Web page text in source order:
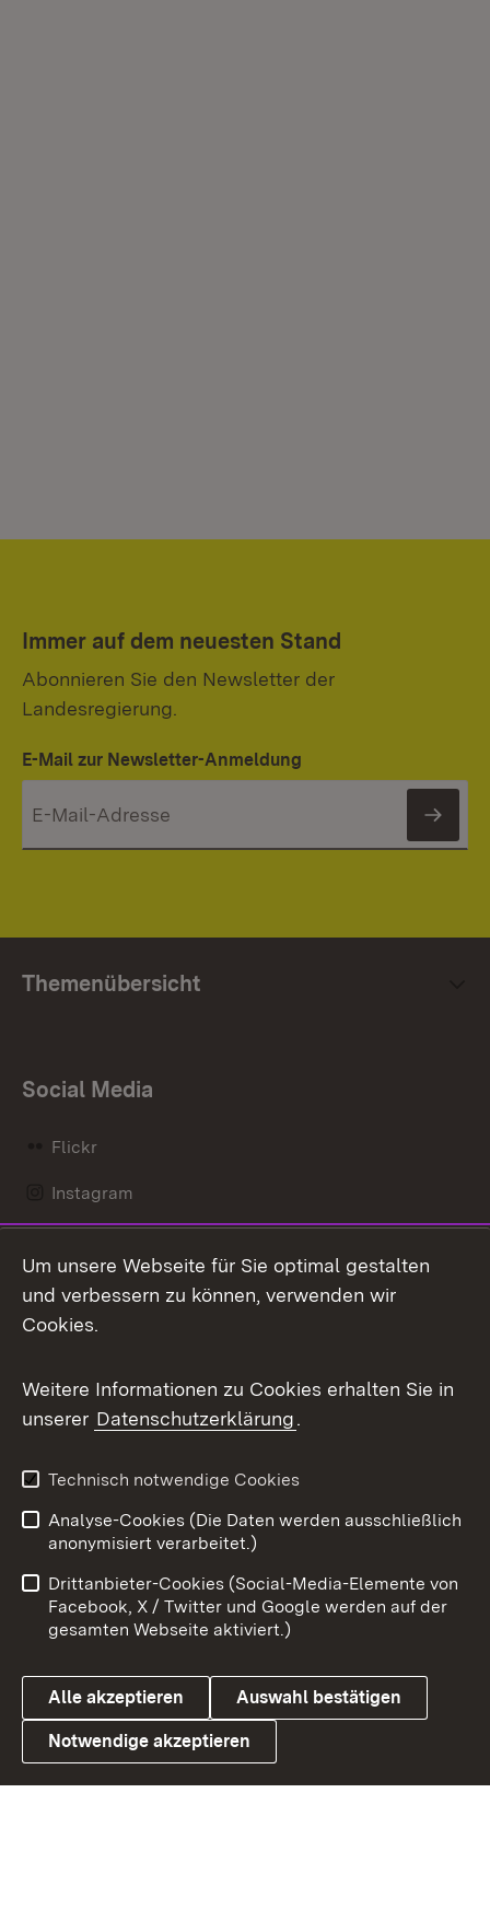
Immer auf dem neuesten Stand
Abonnieren Sie den Newsletter der
Landesregierung.
E-Mail zur Newsletter-Anmeldung
Themenübersicht
Social Media
Flickr
Instagram
Mastodon
Messenger
Social Wall
X / Twitter
Youtube
Link zum Landesportal
Benutzungshinweise
Barrierefreiheit
Datenschutz
Cookies
Um unsere Webseite für Sie optimal gestalten
und verbessern zu können, verwenden wir
Cookies.
Weitere Informationen zu Cookies erhalten Sie in
unserer Datenschutzerklärung.
Technisch notwendige Cookies
Analyse-Cookies (Die Daten werden ausschließlich
anonymisiert verarbeitet.)
Drittanbieter-Cookies (Social-Media-Elemente von
Facebook, X / Twitter und Google werden auf der
gesamten Webseite aktiviert.)
Alle akzeptieren Auswahl bestätigen
Notwendige akzeptieren